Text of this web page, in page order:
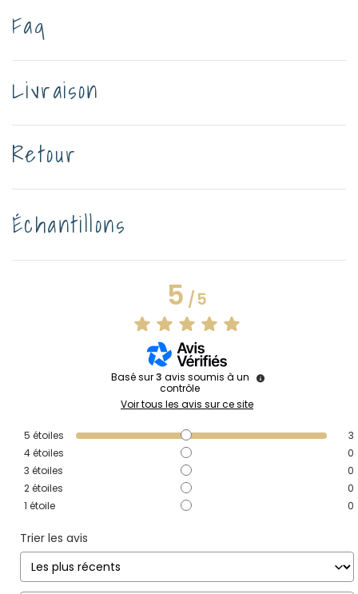
Faq
Livraison
Retour
Échantillons
5/5
Basé sur3 avis soumis à un
contrôle
Voir tous les avis sur ce site
5 étoiles
3
4étoiles
0
3 étoiles
0
2étoiles
0
1 étoile 0
Trier les avis